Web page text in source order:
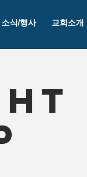
소식/행사 교회소개